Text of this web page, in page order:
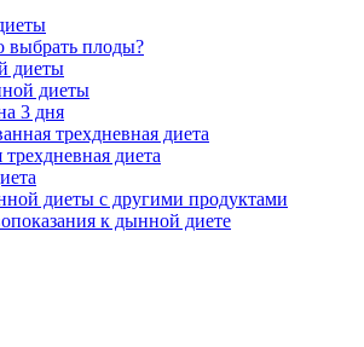
выбрать плоды?
диеты
диеты
3 дня
трехдневная диета
диета
диеты с другими продуктами
к дынной диете